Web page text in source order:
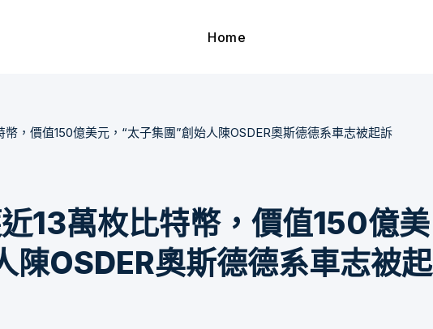
Home
，價值150億美元，“太子集團”創始人陳OSDER奧斯德德系車志被起訴
13萬枚比特幣，價值150億美
陳OSDER奧斯德德系車志被起